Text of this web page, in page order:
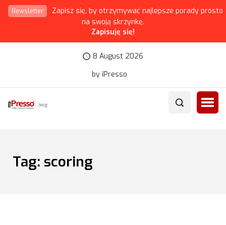
Newsletter
Zapisz się, by otrzymywać najlepsze porady prosto
na swoją skrzynkę.
Zapisuję się!
8 August 2026
by iPresso
Tag: scoring